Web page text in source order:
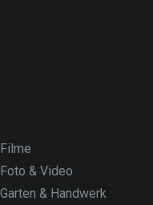
Filme
Foto & Video
Garten & Handwerk